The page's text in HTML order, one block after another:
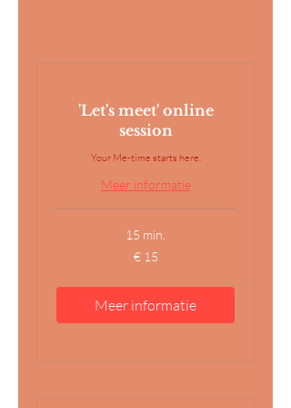
'Let's meet' online
session
Your Me-time starts here.
Meer informatie
15 min.
€ 15
Meer informatie